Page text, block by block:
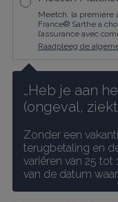
Meetch, la première
France® Sarthe a
l’assurance avec
Raadpleeg de
…Heb je aan
(ongeval,
Zonder een
terugbetaling en
variëren van 25 tot
van de datum